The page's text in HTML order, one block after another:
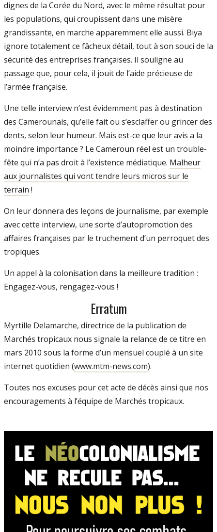
dignes de la Corée du Nord, avec le même résultat pour
les populations, qui croupissent dans une misère
grandissante, en marche apparemment elle aussi. Biya
ignore totalement ce fâcheux détail, tout à son souci de la
sécurité des entreprises françaises. Il souligne au
passage que, pour cela, il jouit de l’aide précieuse de
l’armée française.
Une telle interview n’est évidemment pas à destination
des Camerounais, qu’elle fait ou s’esclaffer ou grincer des
dents, selon leur humeur. Mais est-ce que leur avis a la
moindre importance ? Le Cameroun réel est un trouble-
fête qui n’a pas droit à l’existence médiatique. Malheur
aux journalistes qui vont tendre leurs micros sur le
terrain !
On leur donnera des leçons de journalisme, par exemple
avec cette interview, une sorte d’autopromotion des
affaires françaises par le truchement d’un perroquet des
tropiques.
Un appel à la colonisation dans la meilleure tradition :
Engagez-vous, rengagez-vous !
Erratum
Myrtille Delamarche, directrice de la publication de
Marchés tropicaux nous signale la relance de ce titre en
mars 2010 sous la forme d’un mensuel couplé à un site
internet quotidien (www.mtm-news.com).
Toutes nos excuses pour cet acte de décès ainsi que nos
encouragements à l’équipe de Marchés tropicaux.